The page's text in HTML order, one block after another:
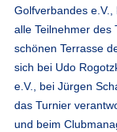
Golfverbandes
alle Teilnehmer des
schönen Terrasse
sich bei Udo
e.V., bei Jürgen
das Turnier
und beim